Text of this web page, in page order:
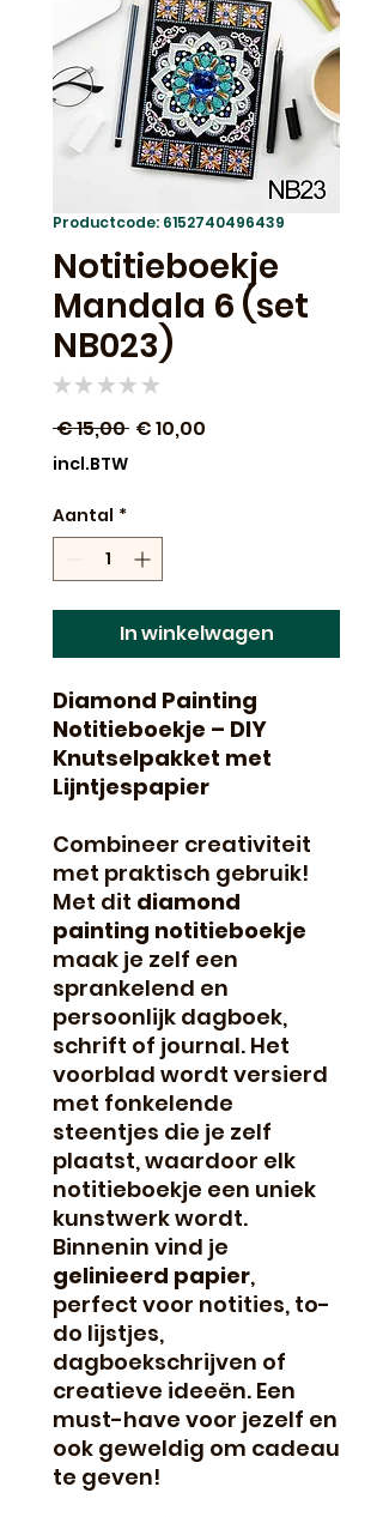
Productcode: 6152740496439
Notitieboekje
Mandala 6 (set
NB023)
★ ★ ★ ★ ★
€ 15,00 Normale
€ 10,00
incl.BTW
Aantal *
In winkelwagen
Diamond Painting
Notitieboekje – DIY
Knutselpakket met
Lijntjespapier
Combineer creativiteit
met praktisch gebruik!
Met dit diamond
painting notitieboekje
maak je zelf een
sprankelend en
persoonlijk dagboek,
schrift of journal. Het
voorblad wordt versierd
met fonkelende
steentjes die je zelf
plaatst, waardoor elk
notitieboekje een uniek
kunstwerk wordt.
Binnenin vind je
gelinieerd papier,
perfect voor notities, to-
do lijstjes,
dagboekschrijven of
creatieve ideeën. Een
must-have voor jezelf en
ook geweldig om cadeau
te geven!